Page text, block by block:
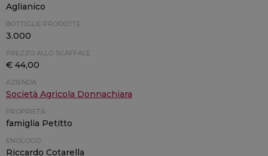
Aglianico
BOTTIGLIE PRODOTTE:
3.000
PREZZO ALLO SCAFFALE:
€ 44,00
AZIENDA:
Società Agricola Donnachiara
PROPRIETÀ:
famiglia Petitto
ENOLOGO:
Riccardo Cotarella